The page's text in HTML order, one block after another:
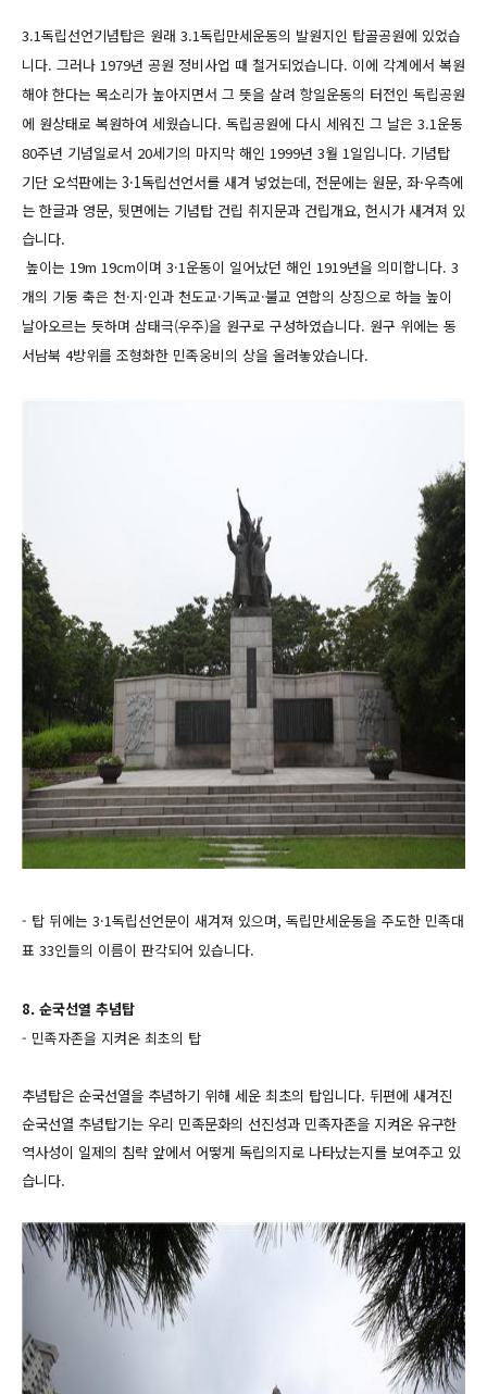
3.1독립선언기념탑은 원래 3.1독립만세운동의 발원지인 탑골공원에 있었습
니다. 그러나 1979년 공원 정비사업 때 철거되었습니다. 이에 각계에서 복원
해야 한다는 목소리가 높아지면서 그 뜻을 살려 항일운동의 터전인 독립공원
에 원상태로 복원하여 세웠습니다. 독립공원에 다시 세워진 그 날은 3.1운동
80주년 기념일로서 20세기의 마지막 해인 1999년 3월 1일입니다. 기념탑
기단 오석판에는 3·1독립선언서를 새겨 넣었는데, 전문에는 원문, 좌·우측에
는 한글과 영문, 뒷면에는 기념탑 건립 취지문과 건립개요, 헌시가 새겨져 있
습니다.
높이는 19m 19cm이며 3·1운동이 일어났던 해인 1919년을 의미합니다. 3
개의 기둥 축은 천·지·인과 천도교·기독교·불교 연합의 상징으로 하늘 높이
날아오르는 듯하며 삼태극(우주)을 원구로 구성하였습니다. 원구 위에는 동
서남북 4방위를 조형화한 민족웅비의 상을 올려놓았습니다.
- 탑 뒤에는 3·1독립선언문이 새겨져 있으며, 독립만세운동을 주도한 민족대
표 33인들의 이름이 판각되어 있습니다.
8. 순국선열 추념탑
- 민족자존을 지켜온 최초의 탑
추념탑은 순국선열을 추념하기 위해 세운 최초의 탑입니다. 뒤편에 새겨진
순국선열 추념탑기는 우리 민족문화의 선진성과 민족자존을 지켜온 유구한
역사성이 일제의 침략 앞에서 어떻게 독립의지로 나타났는지를 보여주고 있
습니다.